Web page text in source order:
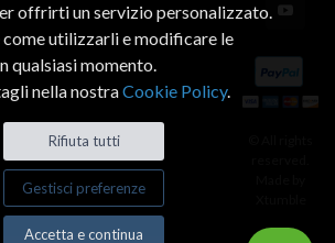
offrirti un servizio personalizzato.
come utilizzarli e modificare le
qualsiasi momento.
nella nostraCookie Policy.
Rifiuta tutti
Gestisci preferenze
Accetta e continua